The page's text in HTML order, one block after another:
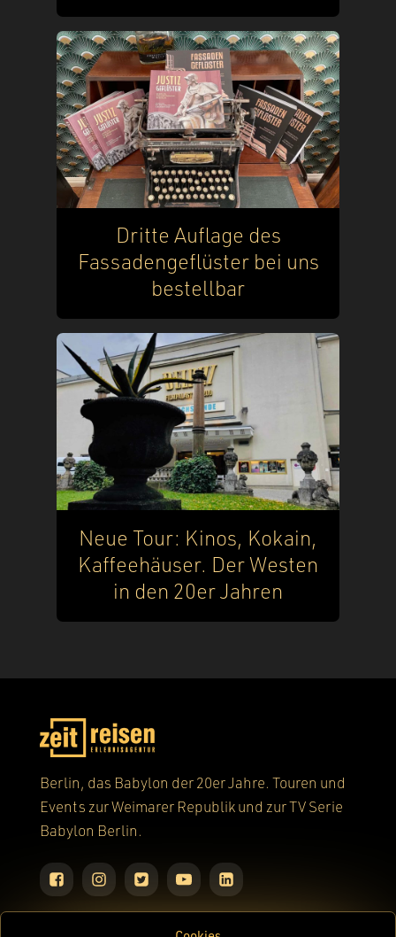
Dritte Auflage des
Fassadengeflüster bei uns
bestellbar
Neue Tour: Kinos, Kokain,
Kaffeehäuser. Der Westen
in den 20er Jahren
Berlin, das Babylon der 20er Jahre. Touren und
Events zur Weimarer Republik und zur TV Serie
Babylon Berlin.